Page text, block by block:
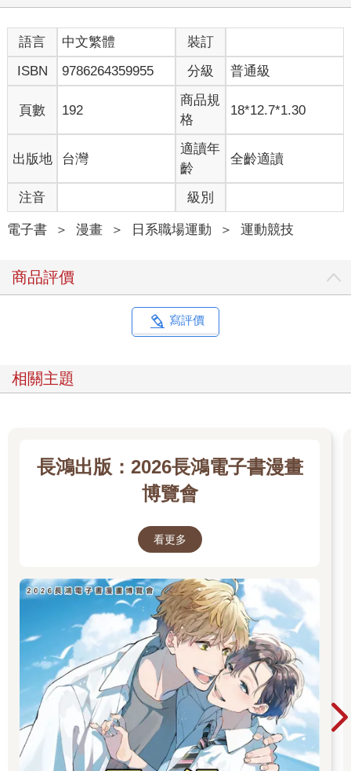
語言 中文繁體
裝訂
ISBN
9786264359955 分級 普通級
頁數 192
商品規
格
18*12.7*1.30
出版地 台灣
適讀年
齡
全齡適讀
注音 級別
電子書 ＞ 漫畫 ＞ 日系職場運動 ＞ 運動競技
商品評價
寫評價
相關主題
長鴻出版：2026長鴻電子書漫畫
博覽會
看更多